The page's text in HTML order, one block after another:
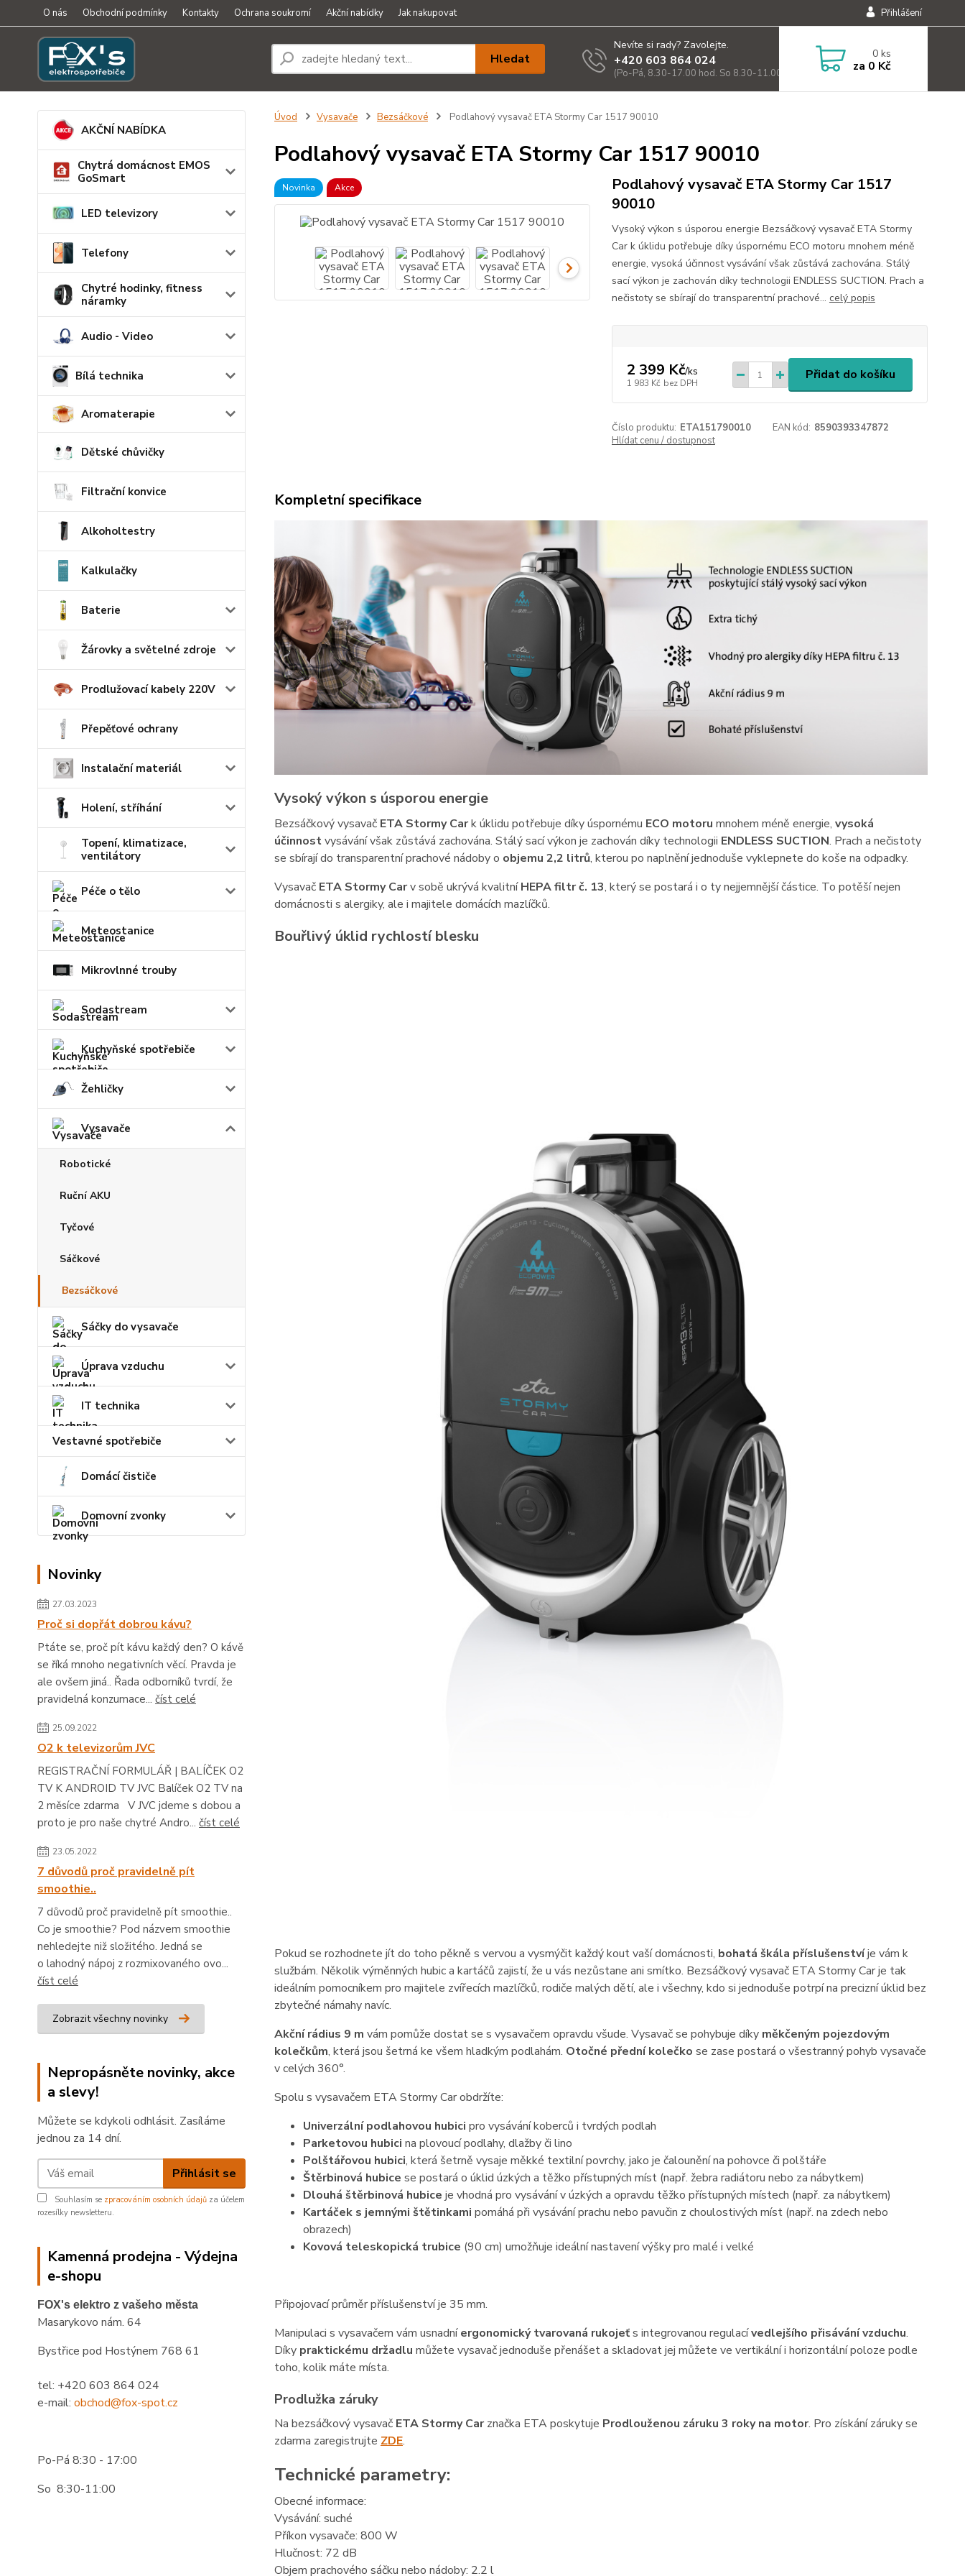
O nás Obchodní podmínky Kontakty Ochrana soukromí Akční nabídky Jak nakupovat Přihlášení
Hledat
Nevíte si rady? Zavolejte.
+420 603 864 024
(Po-Pá, 8.30-17.00 hod. So 8.30-11.00)
0ks
za 0 Kč
AKČNÍ NABÍDKA
Chytrá domácnost EMOS
GoSmart
LED televizory
Telefony
Chytré hodinky, fitness
náramky
Audio - Video
Bílá technika
Aromaterapie
Dětské chůvičky
Filtrační konvice
Alkoholtestry
Kalkulačky
Baterie
Žárovky a světelné zdroje
Prodlužovací kabely 220V
Přepěťové ochrany
Instalační materiál
Holení, stříhání
Topení, klimatizace,
ventilátory
Péče o tělo
Meteostanice
Mikrovlnné trouby
Sodastream
Kuchyňské spotřebiče
Žehličky
Vysavače
Robotické
Ruční AKU
Tyčové
Sáčkové
Bezsáčkové
Sáčky do vysavače
Úprava vzduchu
IT technika
Vestavné spotřebiče
Domácí čističe
Domovní zvonky
Novinky
27.03.2023
Proč si dopřát dobrou kávu?
Ptáte se, proč pít kávu každý den? O kávě
se říká mnoho negativních věcí. Pravda je
ale ovšem jiná.. Řada odborníků tvrdí, že
pravidelná konzumace... číst celé
25.09.2022
O2 k televizorům JVC
REGISTRAČNÍ FORMULÁŘ | BALÍČEK O2
TV K ANDROID TV JVC Balíček O2 TV na
2 měsíce zdarma V JVC jdeme s dobou a
proto je pro naše chytré Andro... číst celé
23.05.2022
7 důvodů proč pravidelně pít
smoothie..
7 důvodů proč pravidelně pít smoothie..
Co je smoothie? Pod názvem smoothie
nehledejte niž složitého. Jedná se
o lahodný nápoj z rozmixovaného ovo...
číst celé
Zobrazit všechny novinky
Nepropásněte novinky, akce
a slevy!
Můžete se kdykoli odhlásit. Zasíláme
jednou za 14 dní.
Přihlásit se
Souhlasím se zpracováním osobních údajů za účelem
rozesílky newsletteru.
Kamenná prodejna - Výdejna
e-shopu
FOX's elektro z vašeho města
Masarykovo nám. 64
Bystřice pod Hostýnem 768 61
tel: +420 603 864 024
e-mail: obchod@fox-spot.cz
Po-Pá 8:30 - 17:00
So 8:30-11:00
Úvod Vysavače Bezsáčkové Podlahový vysavač ETA Stormy Car 1517 90010
Podlahový vysavač ETA Stormy Car 1517 90010
Novinka Akce
Podlahový vysavač ETA Stormy Car 1517
90010
Vysoký výkon s úsporou energie Bezsáčkový vysavač ETA Stormy
Car k úklidu potřebuje díky úspornému ECO motoru mnohem méně
energie, vysoká účinnost vysávání však zůstává zachována. Stálý
sací výkon je zachován díky technologii ENDLESS SUCTION. Prach a
nečistoty se sbírají do transparentní prachové... celý popis
2 399 Kč/ks
1 983 Kč bez DPH
Přidat do košíku
Číslo produktu: ETA151790010 EAN kód: 8590393347872
Hlídat cenu / dostupnost
Kompletní specifikace
Vysoký výkon s úsporou energie
Bezsáčkový vysavač ETA Stormy Cark úklidu potřebuje díky úspornému ECO motoru mnohem méně energie, vysoká
účinnostvysávání však zůstává zachována. Stálý sací výkon je zachován díky technologii ENDLESS SUCTION. Prach a nečistoty
se sbírají do transparentní prachové nádoby o objemu 2,2 litrů, kterou po naplnění jednoduše vyklepnete do koše na odpadky.
VysavačETA Stormy Carv sobě ukrývá kvalitníHEPA filtr č. 13, který se postará i o ty nejjemnější částice. To potěší nejen
domácnosti s alergiky, ale i majitele domácích mazlíčků.
Bouřlivý úklid rychlostí blesku
Pokud se rozhodnete jít do toho pěkně s vervou a vysmýčit každý kout vaší domácnosti, bohatá škála příslušenstvíje vám k
službám. Několik výměnných hubic a kartáčů zajistí, že u vás nezůstane ani smítko. Bezsáčkový vysavač ETA Stormy Car je tak
ideálním pomocníkem pro majitele zvířecích mazlíčků, rodiče malých dětí, ale i všechny, kdo si jednoduše potrpí na precizní úklid bez
zbytečné námahy navíc.
Akční rádius 9 m vám pomůže dostat se s vysavačem opravdu všude. Vysavač se pohybuje díky měkčeným pojezdovým
kolečkům, která jsou šetrná ke všem hladkým podlahám. Otočné přední kolečko se zase postará o všestranný pohyb vysavače
v celých 360°.
Spolu s vysavačem ETA Stormy Car obdržíte:
Univerzální podlahovou hubici pro vysávání koberců i tvrdých podlah
Parketovou hubici na plovoucí podlahy, dlažby či lino
Polštářovou hubici, která šetrně vysaje měkké textilní povrchy, jako je čalounění na pohovce či polštáře
Štěrbinová hubice se postará o úklid úzkých a těžko přístupných míst (např. žebra radiátoru nebo za nábytkem)
Dlouhá štěrbinová hubice je vhodná pro vysávání v úzkých a opravdu těžko přístupných místech (např. za nábytkem)
Kartáček s jemnými štětinkami pomáhá při vysávání prachu nebo pavučin z choulostivých míst (např. na zdech nebo
obrazech)
Kovová teleskopická trubice (90 cm) umožňuje ideální nastavení výšky pro malé i velké
Připojovací průměr příslušenství je 35 mm.
Manipulaci s vysavačem vám usnadníergonomický tvarovaná rukojeťs integrovanou regulacívedlejšího přisávání vzduchu.
Díky praktickému držadlu můžete vysavač jednoduše přenášet a skladovat jej můžete ve vertikální i horizontální poloze podle
toho, kolik máte místa.
Prodlužka záruky
Na bezsáčkový vysavač ETA Stormy Carznačka ETA poskytuje Prodlouženou záruku 3 roky na motor. Pro získání záruky se
zdarma zaregistrujte ZDE.
Technické parametry:
Obecné informace:
Vysávání: suché
Příkon vysavače: 800 W
Hlučnost: 72 dB
Objem prachového sáčku nebo nádoby: 2.2 l